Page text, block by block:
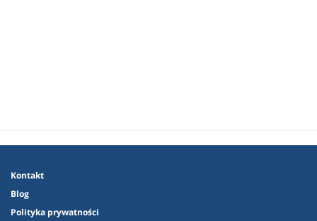
Kontakt
Blog
Polityka prywatności